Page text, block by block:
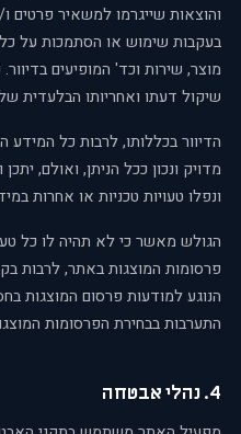
והוצאות שייגרמו למשאיר
בעקבות שימוש או הסתמכות על כל
מוצר, שירות וכד' המופיעים
שיקול דעתו ואחריותו הבלעדית
הדיוור בכללותו, לרבות כל המידע
מדויק ונכון ככל הניתן, ואולם,
ונפלו טעויות טכניות או אחרות
הגולש מאשר כי לא תהיה לו כל
פרסומות המוצגות באתר, לרבות
הנוגע למודעות פרסום המוצגות
התערבות בבחירת הפרסומות
4. נהלי אבטחה